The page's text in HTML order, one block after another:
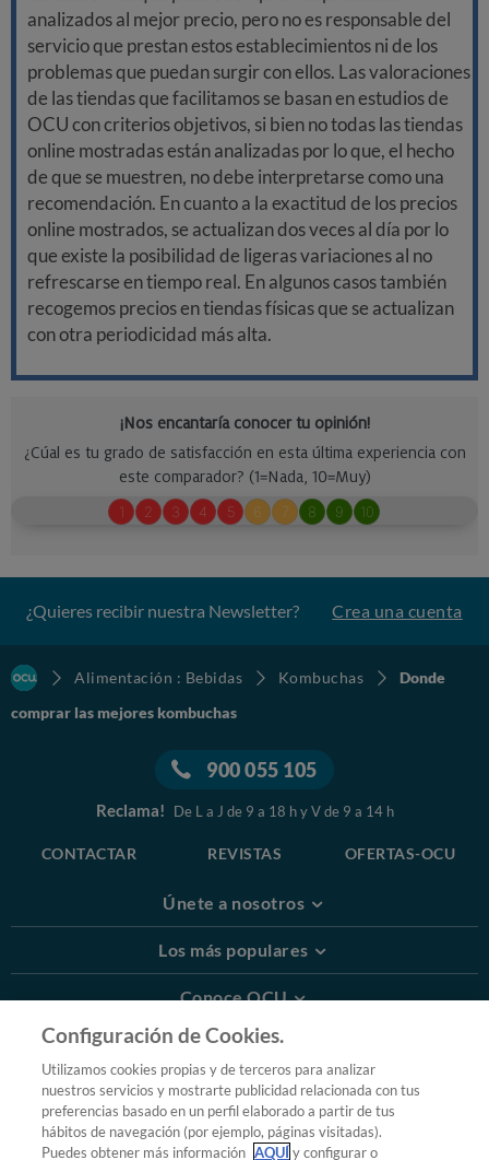
analizados al mejor precio, pero no es responsable del
servicio que prestan estos establecimientos ni de los
problemas que puedan surgir con ellos. Las valoraciones
de las tiendas que facilitamos se basan en estudios de
OCU con criterios objetivos, si bien no todas las tiendas
online mostradas están analizadas por lo que, el hecho
de que se muestren, no debe interpretarse como una
recomendación. En cuanto a la exactitud de los precios
online mostrados, se actualizan dos veces al día por lo
que existe la posibilidad de ligeras variaciones al no
refrescarse en tiempo real. En algunos casos también
recogemos precios en tiendas físicas que se actualizan
con otra periodicidad más alta.
¿Quieres recibir nuestra Newsletter? Crea una cuenta
Alimentación : Bebidas Kombuchas
Donde
comprar las mejores kombuchas
900 055 105
Reclama! De L a J de 9 a 18 h y V de 9 a 14 h
CONTACTAR REVISTAS OFERTAS-OCU
Únete a nosotros
Los más populares
Conoce OCU
Más Información
© 2026 OCU
Condiciones generales de contratación de OCU
Política de privacidad
Configuración de Cookies.
Utilizamos cookies propias y de terceros para analizar
nuestros servicios y mostrarte publicidad relacionada con tus
preferencias basado en un perfil elaborado a partir de tus
hábitos de navegación (por ejemplo, páginas visitadas).
Puedes obtener más información AQUÍy configurar o